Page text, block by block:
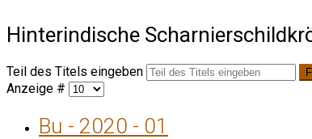
Hinterindische
Teil des Titels eingeben
Anzeige #
Bu - 2020 - 01